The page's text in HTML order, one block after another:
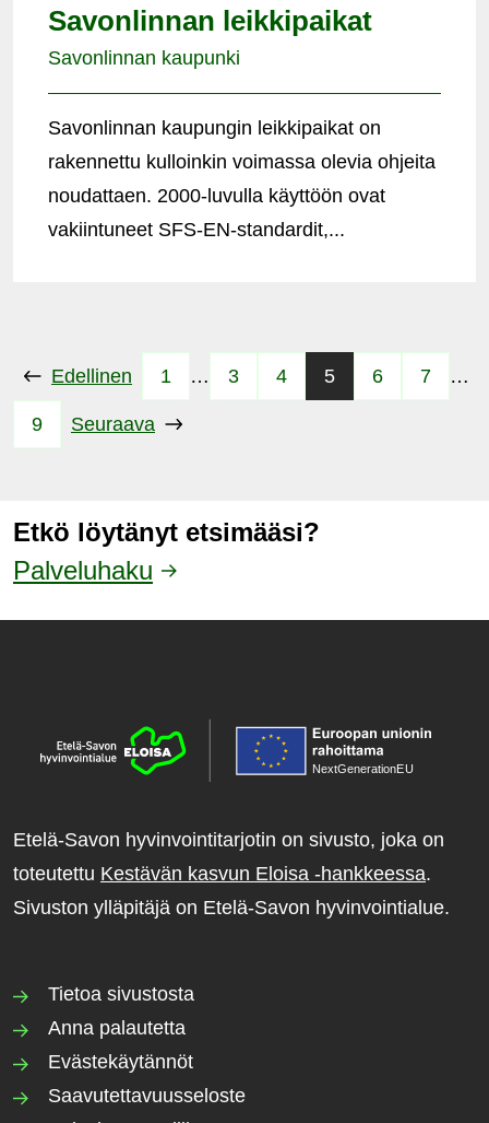
Savonlinnan leikkipaikat
Savonlinnan kaupunki
Savonlinnan kaupungin leikkipaikat on
rakennettu kulloinkin voimassa olevia ohjeita
noudattaen. 2000-luvulla käyttöön ovat
vakiintuneet SFS-EN-standardit,...
Edellinen 1 … 3 4 5 6 7 …
9 Seuraava
Etkö löytänyt etsimääsi?
Palveluhaku
NextGenerationEU
Etelä-Savon hyvinvointitarjotin on sivusto, joka on
toteutettu Kestävän kasvun Eloisa -hankkeessa.
Sivuston ylläpitäjä on Etelä-Savon hyvinvointialue.
Tietoa sivustosta
Anna palautetta
Evästekäytännöt
Saavutettavuusseloste